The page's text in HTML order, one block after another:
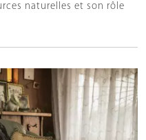
naturelles et son rôle